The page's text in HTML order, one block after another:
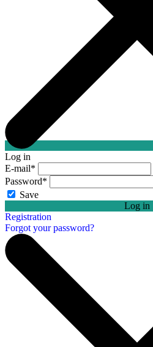
Log in
E-mail*
Password*
Save
Log in
Registration
Forgot your password?